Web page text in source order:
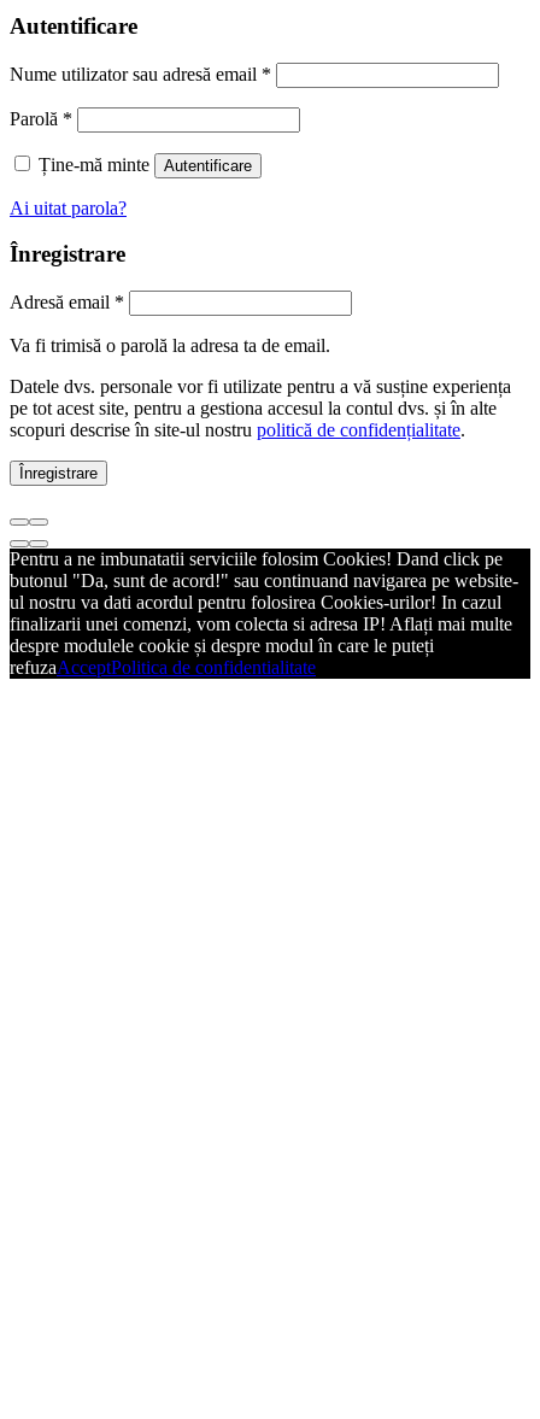
Autentificare
Nume utilizator sau adresă email *
Parolă *
Ține-mă minte Autentificare
Ai uitat parola?
Înregistrare
Adresă email *
Va fi trimisă o parolă la adresa ta de email.
Datele dvs. personale vor fi utilizate pentru a vă susține experiența
pe tot acest site, pentru a gestiona accesul la contul dvs. și în alte
scopuri descrise în site-ul nostru politică de confidențialitate.
Înregistrare
Pentru a ne imbunatatii serviciile folosim Cookies! Dand click pe
butonul "Da, sunt de acord!" sau continuand navigarea pe website-
ul nostru va dati acordul pentru folosirea Cookies-urilor! In cazul
finalizarii unei comenzi, vom colecta si adresa IP! Aflați mai multe
despre modulele cookie și despre modul în care le puteți
refuzaAcceptPolitica de confidentialitate